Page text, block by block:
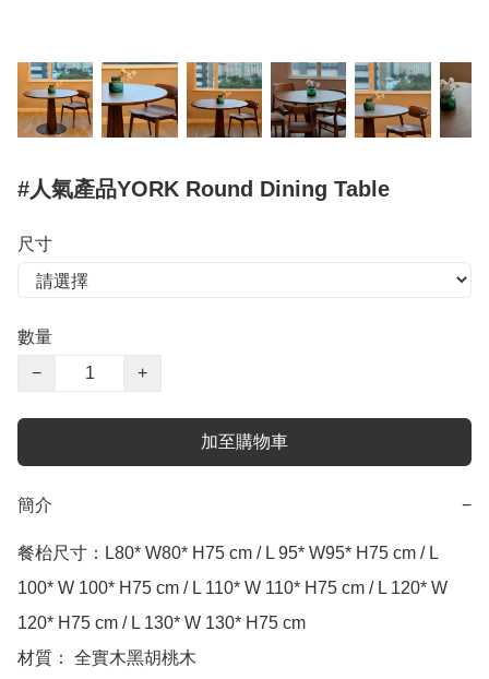
#人氣產品YORK Round Dining Table
尺寸
數量
−
+
加至購物車
簡介 −
餐枱尺寸：L80* W80* H75 cm / L 95* W95* H75 cm / L
100* W 100* H75 cm / L 110* W 110* H75 cm / L 120* W
120* H75 cm / L 130* W 130* H75 cm
材質： 全實木黑胡桃木